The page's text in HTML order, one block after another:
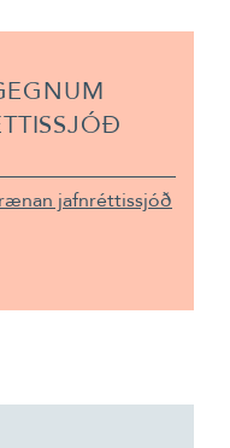
jafnréttissjóð